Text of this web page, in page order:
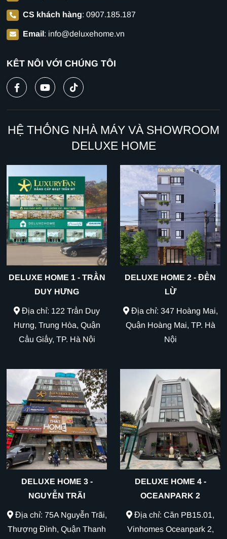
CS khách hàng: 0907.185.187
Email: info@deluxehome.vn
KẾT NỐI VỚI CHÚNG TÔI
HỆ THỐNG NHÀ MÁY VÀ SHOWROOM
DELUXE HOME
DELUXE HOME 1 - TRẦN
DUY HƯNG
Địa chỉ: 122 Trần Duy
Hưng, Trung Hòa, Quận
Cầu Giấy, TP. Hà Nội
DELUXE HOME 2 - ĐỀN
LỪ
Địa chỉ: 347 Hoàng Mai,
Quận Hoàng Mai, TP. Hà
Nội
DELUXE HOME 3 -
NGUYỄN TRÃI
Địa chỉ: 75A Nguyễn Trãi,
Thượng Đình, Quận Thanh
DELUXE HOME 4 -
OCEANPARK 2
Địa chỉ: Căn PB15.01,
Vinhomes Oceanpark 2,